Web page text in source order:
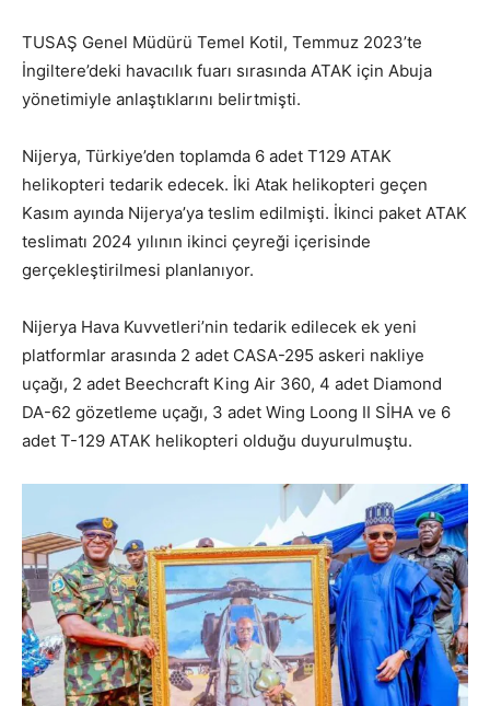
TUSAŞ Genel Müdürü Temel Kotil, Temmuz 2023’te
İngiltere’deki havacılık fuarı sırasında ATAK için Abuja
yönetimiyle anlaştıklarını belirtmişti.
Nijerya, Türkiye’den toplamda 6 adet T129 ATAK
helikopteri tedarik edecek. İki Atak helikopteri geçen
Kasım ayında Nijerya’ya teslim edilmişti. İkinci paket ATAK
teslimatı 2024 yılının ikinci çeyreği içerisinde
gerçekleştirilmesi planlanıyor.
Nijerya Hava Kuvvetleri’nin tedarik edilecek ek yeni
platformlar arasında 2 adet CASA-295 askeri nakliye
uçağı, 2 adet Beechcraft King Air 360, 4 adet Diamond
DA-62 gözetleme uçağı, 3 adet Wing Loong II SİHA ve 6
adet T-129 ATAK helikopteri olduğu duyurulmuştu.